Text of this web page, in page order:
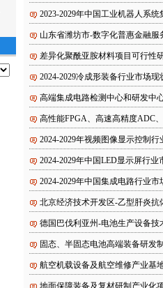
2023-2029年中国工业机器人系
山东省潍坊市-数字化普惠金融
差异化聚酰亚胺材料项目可行性
2024-2029冷成形装备行业市场
高端集成电路检测中心和研发中
高性能FPGA、高速高精度ADC
2024-2029年视频图像显示控制
2024-2029年中国LED显示屏行
2024-2029年中国集成电路行业
北京经济技术开发区-乙型肝炎
德国巴伐利亚州-电池生产设备
固态、半固态电池高端装备研发
航空机载设备及航空维修产业基
地面保障装备及复材研制产业化